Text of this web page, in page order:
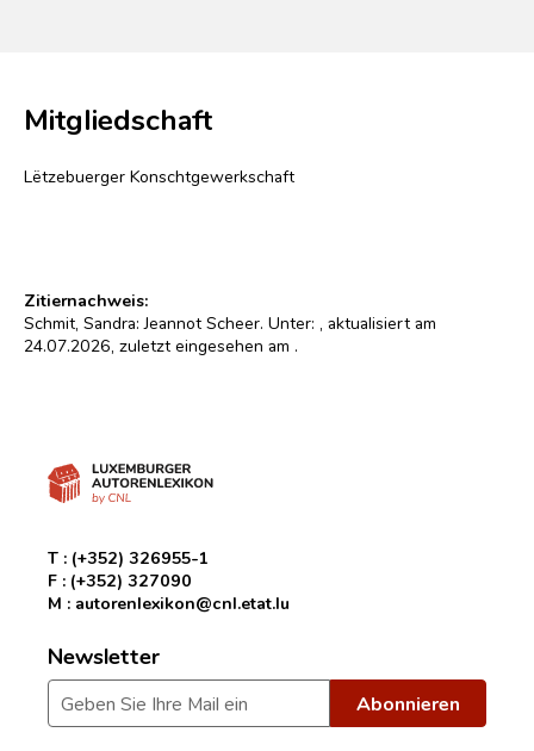
Mitgliedschaft
Lëtzebuerger Konschtgewerkschaft
Zitiernachweis:
Schmit, Sandra: Jeannot Scheer. Unter: , aktualisiert am
24.07.2026, zuletzt eingesehen am .
T : (+352) 326955-1
F : (+352) 327090
M : autorenlexikon@cnl.etat.lu
Newsletter